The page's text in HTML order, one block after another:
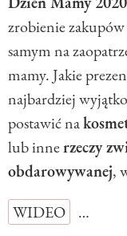
zrobienie
samym na
mamy. Jakie
najbardziej
postawić na
lub innerzeczy
obdarowywanej,
WIDEO
…